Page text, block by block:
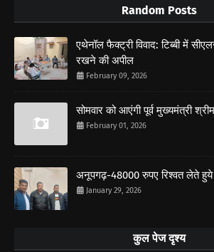
Random Posts
एथेनॉल फैक्ट्री विवाद: टिब्बी में
रखने की अपील
February 09, 2026
सोमवार को आएंगी पूर्व मुख्यमंत्री
February 01, 2026
अनूपगढ़-48000 रुपए रिश्वत लेते हुये
January 29, 2026
कुल पेज दृश्य